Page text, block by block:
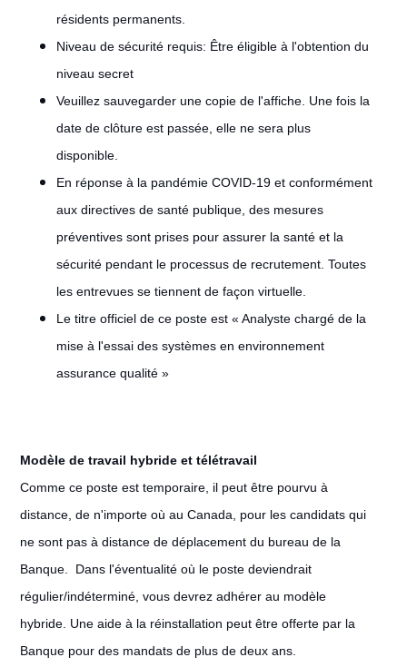
résidents permanents.
Niveau de sécurité requis: Être éligible à l'obtention du
niveau secret
Veuillez sauvegarder une copie de l'affiche. Une fois la
date de clôture est passée, elle ne sera plus
disponible.
En réponse à la pandémie COVID-19 et conformément
aux directives de santé publique, des mesures
préventives sont prises pour assurer la santé et la
sécurité pendant le processus de recrutement. Toutes
les entrevues se tiennent de façon virtuelle.
Le titre officiel de ce poste est « Analyste chargé de la
mise à l'essai des systèmes en environnement
assurance qualité »
Modèle de travail hybride et télétravail
Comme ce poste est temporaire, il peut être pourvu à
distance, de n'importe où au Canada, pour les candidats qui
ne sont pas à distance de déplacement du bureau de la
Banque. Dans l'éventualité où le poste deviendrait
régulier/indéterminé, vous devrez adhérer au modèle
hybride. Une aide à la réinstallation peut être offerte par la
Banque pour des mandats de plus de deux ans.